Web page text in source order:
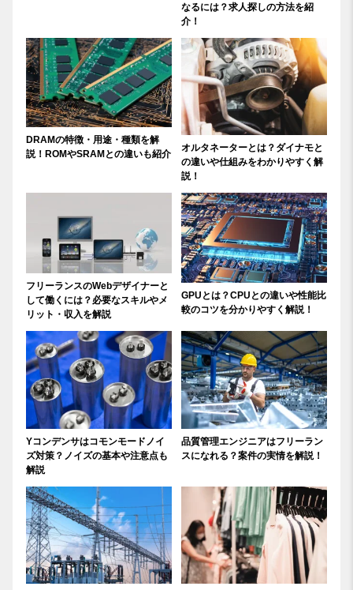
なるには？求人探しの方法を紹
介！
DRAMの特徴・用途・種類を解
説！ROMやSRAMとの違いも紹介
オルタネーターとは？ダイナモと
の違いや仕組みをわかりやすく解
説！
フリーランスのWebデザイナーと
して働くには？必要なスキルやメ
リット・収入を解説
GPUとは？CPUとの違いや性能比
較のコツを分かりやすく解説！
Yコンデンサはコモンモードノイ
ズ対策？ノイズの基本や注意点も
解説
品質管理エンジニアはフリーラン
スになれる？案件の実情を解説！